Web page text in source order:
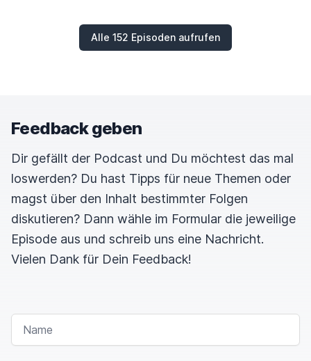
Alle 152 Episoden aufrufen
Feedback geben
Dir gefällt der Podcast und Du möchtest das mal
loswerden? Du hast Tipps für neue Themen oder
magst über den Inhalt bestimmter Folgen
diskutieren? Dann wähle im Formular die jeweilige
Episode aus und schreib uns eine Nachricht.
Vielen Dank für Dein Feedback!
NAME